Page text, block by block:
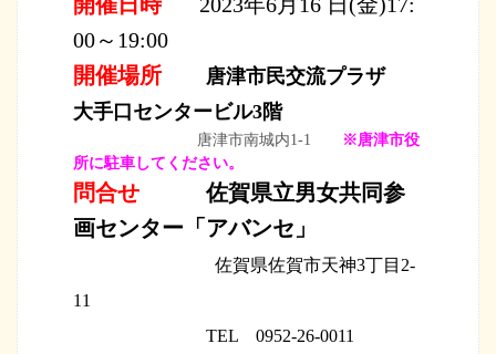
00～19:00
開催場所
唐津市民交流プラザ
大手口センタービル3階
唐津市南城内1-1
※唐津市役
所に駐車してください。
問合せ 佐賀県立男女共同参
画センター「アバンセ」
佐賀県佐賀市天神3丁目2-
11
TEL 0952-26-0011